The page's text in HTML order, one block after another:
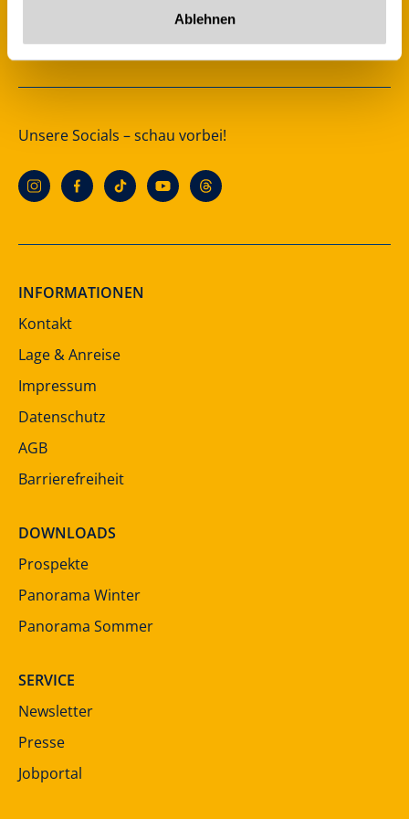
Ablehnen
Österreich
Unsere Socials – schau vorbei!
INFORMATIONEN
Kontakt
Lage & Anreise
Impressum
Datenschutz
AGB
Barrierefreiheit
DOWNLOADS
Prospekte
Panorama Winter
Panorama Sommer
SERVICE
Newsletter
Presse
Jobportal